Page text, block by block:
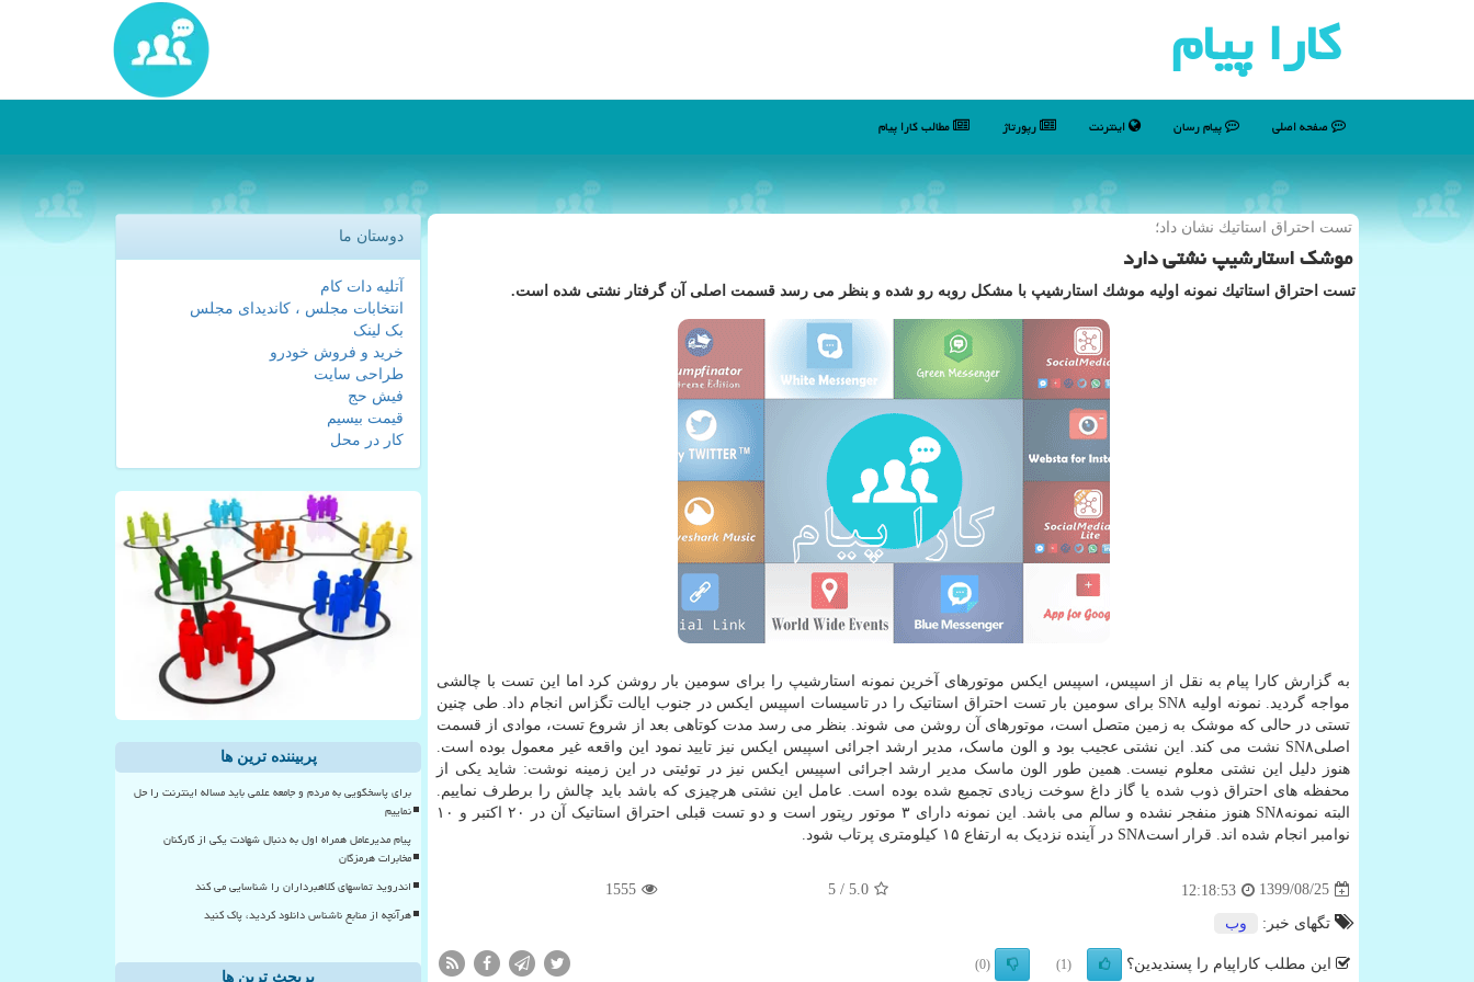
كارا پیام
صفحه اصلی پیام رسان اینترنت رپورتاژ مطالب كارا پیام
تست احتراق استاتیك نشان داد؛
موشك استارشیپ نشتی دارد
تست احتراق استاتیك نمونه اولیه موشك استارشیپ با مشكل روبه رو شده و بنظر می رسد قسمت اصلی آن گرفتار نشتی شده است.
به گزارش کارا پیام به نقل از اسپیس، اسپیس ایکس موتورهای آخرین نمونه استارشیپ را برای سومین بار روشن کرد اما این تست با چالشی
مواجه گردید. نمونه اولیه SN۸ برای سومین بار تست احتراق استاتیک را در تاسیسات اسپیس ایکس در جنوب ایالت تگزاس انجام داد. طی چنین
تستی در حالی که موشک به زمین متصل است، موتورهای آن روشن می شوند. بنظر می رسد مدت کوتاهی بعد از شروع تست، موادی از قسمت
اصلیSN۸ نشت می کند. این نشتی عجیب بود و الون ماسک، مدیر ارشد اجرائی اسپیس ایکس نیز تایید نمود این واقعه غیر معمول بوده است.
هنوز دلیل این نشتی معلوم نیست. همین طور الون ماسک مدیر ارشد اجرائی اسپیس ایکس نیز در توئیتی در این زمینه نوشت: شاید یکی از
محفظه های احتراق ذوب شده یا گاز داغ سوخت زیادی تجمیع شده بوده است. عامل این نشتی هرچیزی که باشد باید چالش را برطرف نماییم.
البته نمونهSN۸ هنوز منفجر نشده و سالم می باشد. این نمونه دارای ۳ موتور رپتور است و دو تست قبلی احتراق استاتیک آن در ۲۰ اکتبر و ۱۰
نوامبر انجام شده اند. قرار استSN۸ در آینده نزدیک به ارتفاع ۱۵ کیلومتری پرتاب شود.
1399/08/25
12:18:53
5.0
/ 5
1555
تگهای خبر: وب
این مطلب کاراپیام را پسندیدین؟ (1)
(0)
دوستان ما
آتلیه دات کام
انتخابات مجلس ، کاندیدای مجلس
بک لینک
خرید و فروش خودرو
طراحی سایت
فیش حج
قیمت بیسیم
کار در محل
پربیننده ترین ها
برای پاسخگویی به مردم و جامعه علمی باید مساله اینترنت را حل
نماییم
پیام مدیرعامل همراه اول به دنبال شهادت یکی از کارکنان
مخابرات هرمزگان
اندروید تماسهای کلاهبرداران را شناسایی می کند
هرآنچه از منابع ناشناس دانلود کردید، پاک کنید
پربحث ترین ها